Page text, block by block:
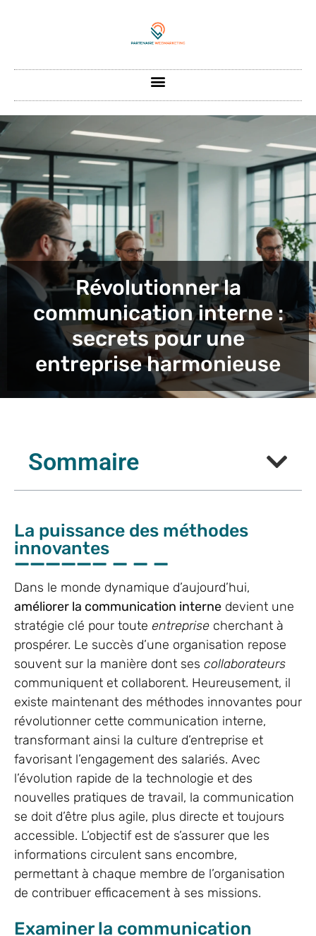
Révolutionner la
communication interne :
secrets pour une
entreprise harmonieuse
Sommaire
La puissance des méthodes
innovantes
Dans le monde dynamique d’aujourd’hui,
améliorer la communication interne devient une
stratégie clé pour toute entreprise cherchant à
prospérer. Le succès d’une organisation repose
souvent sur la manière dont ses collaborateurs
communiquent et collaborent. Heureusement, il
existe maintenant des méthodes innovantes pour
révolutionner cette communication interne,
transformant ainsi la culture d’entreprise et
favorisant l’engagement des salariés. Avec
l’évolution rapide de la technologie et des
nouvelles pratiques de travail, la communication
se doit d’être plus agile, plus directe et toujours
accessible. L’objectif est de s’assurer que les
informations circulent sans encombre,
permettant à chaque membre de l’organisation
de contribuer efficacement à ses missions.
Examiner la communication